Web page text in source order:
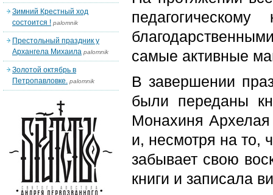
самые активные
В завершении
были переданы
Монахиня Архелая
и, несмотря на то,
забывает свою
книги и записала
Зимний Крестный ход
состоится ! palomnik
Престольный праздник у
Архангела Михаила palomnik
Золотой октябрь в
Петропавловке. palomnik